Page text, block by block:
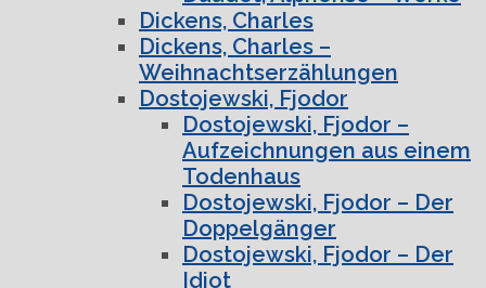
Dickens, Charles
Dickens, Charles –
Weihnachtserzählungen
Dostojewski, Fjodor
Dostojewski, Fjodor –
Aufzeichnungen aus einem
Todenhaus
Dostojewski, Fjodor – Der
Doppelgänger
Dostojewski, Fjodor – Der
Idiot